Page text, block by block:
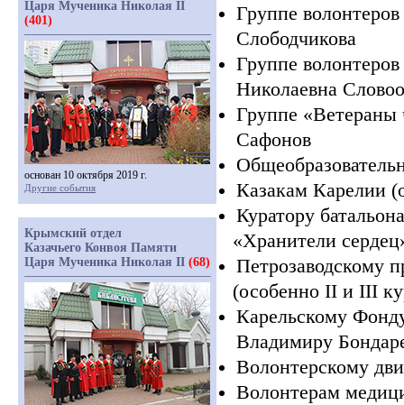
Группе волонтеров
Слободчикова
Группе волонтеров
Николаевна
Группе «Ветераны
Сафонов
Казакам Карелии
Куратору
«Хранители
Петрозаводскому
(особенно II и III
Карельскому
Владимиру
Волонтерскому
Волонтерам
Царя Мученика Николая II
(401)
основан 10 октября 2019 г.
Другие события
Крымский отдел
Казачьего Конвоя Памяти
Царя Мученика Николая II (68)